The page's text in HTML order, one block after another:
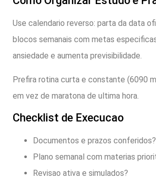
Use calendario reverso: parta da data
blocos semanais com metas
ansiedade e aumenta previsibilidade.
Prefira rotina curta e constante (6090
em vez de maratona de ultima hora.
Checklist de Execucao
Documentos e prazos conferidos?
Plano semanal com materias
Revisao ativa e simulados?